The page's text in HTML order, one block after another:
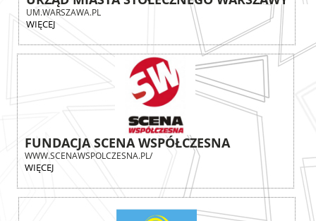
UM.WARSZAWA.PL
WIĘCEJ
FUNDACJA SCENA WSPÓŁCZESNA
WWW.SCENAWSPOLCZESNA.PL/
WIĘCEJ